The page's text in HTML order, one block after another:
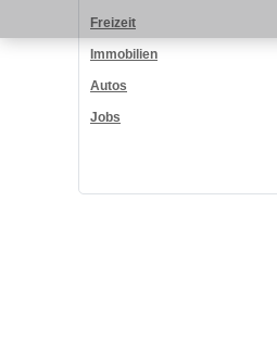
Freizeit
Immobilien
Autos
Jobs